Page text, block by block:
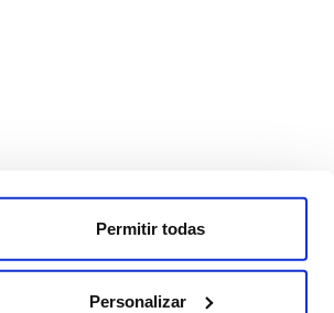
Permitir todas
Personalizar